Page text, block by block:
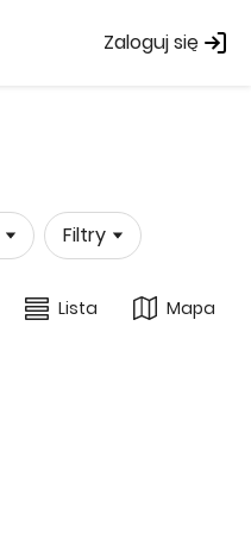
Zaloguj się
Filtry
Lista Mapa